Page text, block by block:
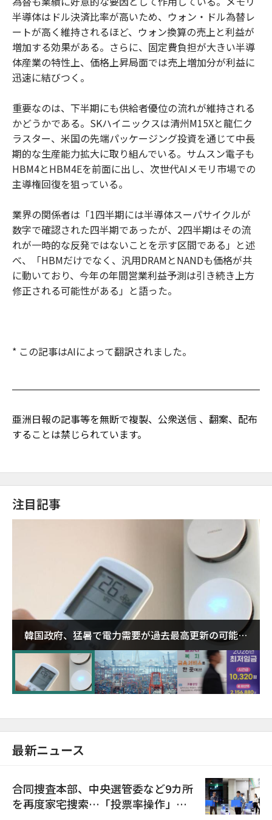
半導体はドル決済比率が高いため、ウォン・ドル為替レ
ートが高く維持されるほど、ウォン換算の売上と利益が
増加する効果がある。さらに、固定費負担が大きい半導
体産業の特性上、価格上昇局面では売上増加分が利益に
迅速に結びつく。
重要なのは、下半期にも供給者優位の流れが維持される
かどうかである。SKハイニックスは清州M15Xと龍仁ク
ラスター、米国の先端パッケージング投資を通じて中長
期的な生産能力拡大に取り組んでいる。サムスン電子も
HBM4とHBM4Eを前面に出し、次世代AIメモリ市場での
主導権回復を狙っている。
業界の関係者は「1四半期には半導体スーパサイクルが
数字で確認された四半期であったが、2四半期はその流
れが一時的な反発ではないことを示す区間である」と述
べ、「HBMだけでなく、汎用DRAMとNANDも価格が共
に動いており、今年の年間営業利益予測は引き続き上方
修正される可能性がある」と語った。
* この記事はAIによって翻訳されました。
亜洲日報の記事等を無断で複製、公衆送信 、翻案、配布
することは禁じられています。
注目記事
韓国政府、猛暑で電力需要が過去最高更新の可能性
に需給対応体制を点検
最新ニュース
合同捜査本部、中央選管委など9カ所
を再度家宅捜索…「投票率操作」の